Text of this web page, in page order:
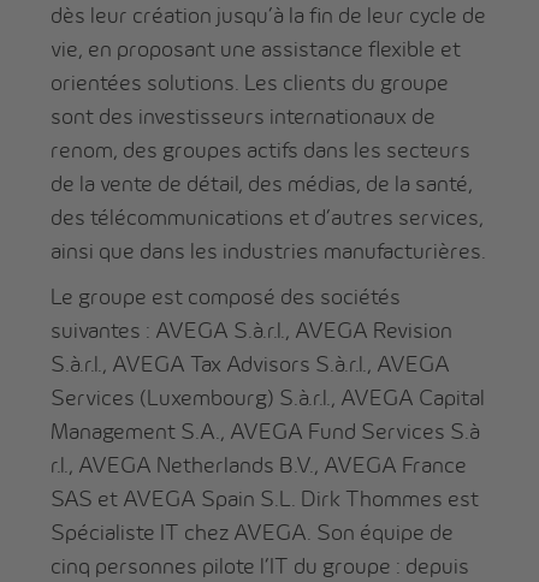
dès leur création jusqu’à la fin de leur cycle de
vie, en proposant une assistance flexible et
orientées solutions. Les clients du groupe
sont des investisseurs internationaux de
renom, des groupes actifs dans les secteurs
de la vente de détail, des médias, de la santé,
des télécommunications et d’autres services,
ainsi que dans les industries manufacturières.
Le groupe est composé des sociétés
suivantes : AVEGA S.à.r.l., AVEGA Revision
S.à.r.l., AVEGA Tax Advisors S.à.r.l., AVEGA
Services (Luxembourg) S.à.r.l., AVEGA Capital
Management S.A., AVEGA Fund Services S.à
r.l., AVEGA Netherlands B.V., AVEGA France
SAS et AVEGA Spain S.L. Dirk Thommes est
Spécialiste IT chez AVEGA. Son équipe de
cinq personnes pilote l’IT du groupe : depuis